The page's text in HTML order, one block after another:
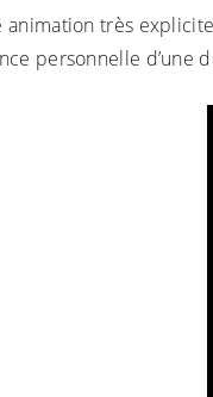
animation très
personnelle